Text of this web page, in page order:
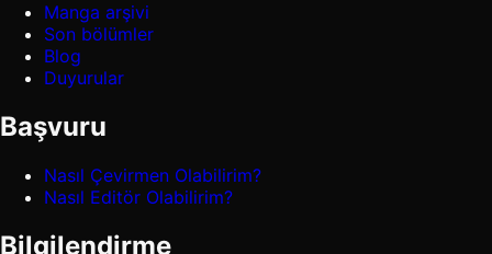
Manga arşivi
Son bölümler
Blog
Duyurular
Başvuru
Nasıl Çevirmen Olabilirim?
Nasıl Editör Olabilirim?
Bilgilendirme